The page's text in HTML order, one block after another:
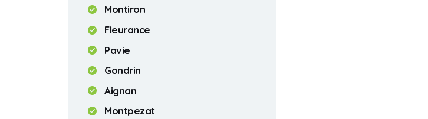
Montiron
Fleurance
Pavie
Gondrin
Aignan
Montpezat